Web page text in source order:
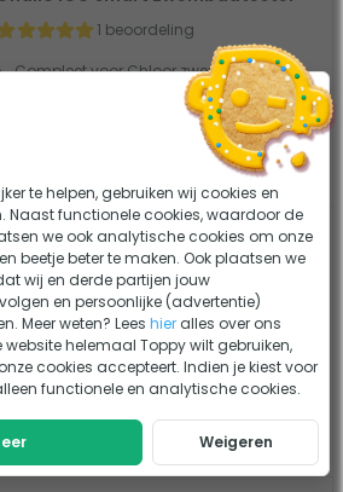
1 beoordeling
Compleet voor Chloor zwembaden
Meetprecisie: Uitstekend
Scuba 2 digitale
39 beoordelingen
Compleet voor Chloor zwembaden
Cijferweergave op toestel
Meetprecisie: Goed
Tijdelijk uit voorraad
te helpen, gebruiken wij cookies en
Naast functionele cookies, waardoor de
we ook analytische cookies om onze
beetje beter te maken. Ook plaatsen we
wij en derde partijen jouw
en persoonlijke (advertentie)
Meer weten? Leeshier alles over ons
website helemaal Toppy wilt gebruiken,
cookies accepteert. Indien je kiest voor
functionele en analytische cookies.
Weigeren